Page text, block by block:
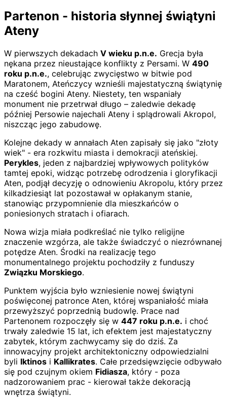
Partenon - historia słynnej świątyni
Ateny
W pierwszych dekadach V wieku p.n.e. Grecja była
nękana przez nieustające konflikty z Persami. W 490
roku p.n.e., celebrując zwycięstwo w bitwie pod
Maratonem, Ateńczycy wznieśli majestatyczną świątynię
na cześć bogini Ateny. Niestety, ten wspaniały
monument nie przetrwał długo – zaledwie dekadę
później Persowie najechali Ateny i splądrowali Akropol,
niszcząc jego zabudowę.
Kolejne dekady w annałach Aten zapisały się jako "złoty
wiek" - era rozkwitu miasta i demokracji ateńskiej.
Perykles, jeden z najbardziej wpływowych polityków
tamtej epoki, widząc potrzebę odrodzenia i gloryfikacji
Aten, podjął decyzję o odnowieniu Akropolu, który przez
kilkadziesiąt lat pozostawał w opłakanym stanie,
stanowiąc przypomnienie dla mieszkańców o
poniesionych stratach i ofiarach.
Nowa wizja miała podkreślać nie tylko religijne
znaczenie wzgórza, ale także świadczyć o niezrównanej
potędze Aten. Środki na realizację tego
monumentalnego projektu pochodziły z funduszy
Związku Morskiego.
Punktem wyjścia było wzniesienie nowej świątyni
poświęconej patronce Aten, której wspaniałość miała
przewyższyć poprzednią budowlę. Prace nad
Partenonem rozpoczęły się w 447 roku p.n.e. i choć
trwały zaledwie 15 lat, ich efektem jest majestatyczny
zabytek, którym zachwycamy się do dziś. Za
innowacyjny projekt architektoniczny odpowiedzialni
byli Iktinos i Kallikrates. Całe przedsięwzięcie odbywało
się pod czujnym okiem Fidiasza, który - poza
nadzorowaniem prac - kierował także dekoracją
wnętrza świątyni.